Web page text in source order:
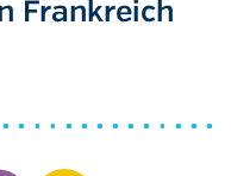
Frankreich